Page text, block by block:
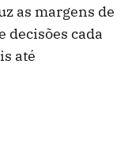
as margens de
decisões cada
​​até